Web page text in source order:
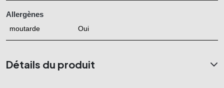
Allergènes
moutarde
Oui
Détails du produit